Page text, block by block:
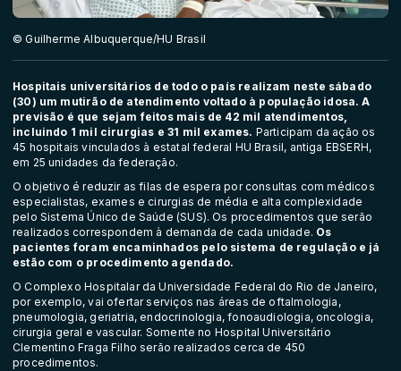
© Guilherme Albuquerque/HU Brasil
Hospitais universitários de todo o país realizam neste sábado
(30) um mutirão de atendimento voltado à população idosa. A
previsão é que sejam feitos mais de 42 mil atendimentos,
incluindo 1 mil cirurgias e 31 mil exames. Participam da ação os
45 hospitais vinculados à estatal federal HU Brasil, antiga EBSERH,
em 25 unidades da federação.
O objetivo é reduzir as filas de espera por consultas com médicos
especialistas, exames e cirurgias de média e alta complexidade
pelo Sistema Único de Saúde (SUS). Os procedimentos que serão
realizados correspondem à demanda de cada unidade. Os
pacientes foram encaminhados pelo sistema de regulação e já
estão com o procedimento agendado.
O Complexo Hospitalar da Universidade Federal do Rio de Janeiro,
por exemplo, vai ofertar serviços nas áreas de oftalmologia,
pneumologia, geriatria, endocrinologia, fonoaudiologia, oncologia,
cirurgia geral e vascular. Somente no Hospital Universitário
Clementino Fraga Filho serão realizados cerca de 450
procedimentos.